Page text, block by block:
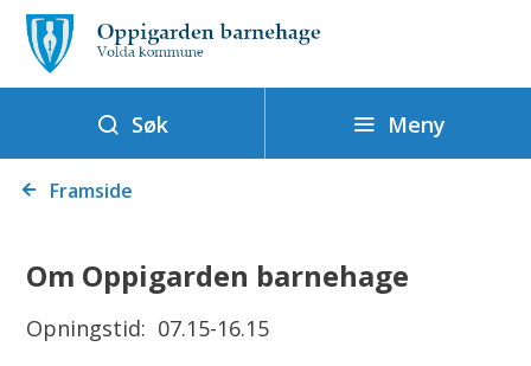
O
p
g
d
e
Søk Meny
Du Framside
Om Oppigarden barnehage
Opningstid: 07.15-16.15